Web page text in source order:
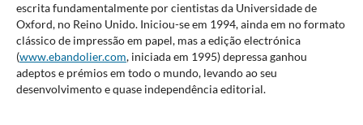
escrita fundamentalmente por cientistas da Universidade de
Oxford, no Reino Unido. Iniciou-se em 1994, ainda em no formato
clássico de impressão em papel, mas a edição electrónica
(www.ebandolier.com, iniciada em 1995) depressa ganhou
adeptos e prémios em todo o mundo, levando ao seu
desenvolvimento e quase independência editorial.